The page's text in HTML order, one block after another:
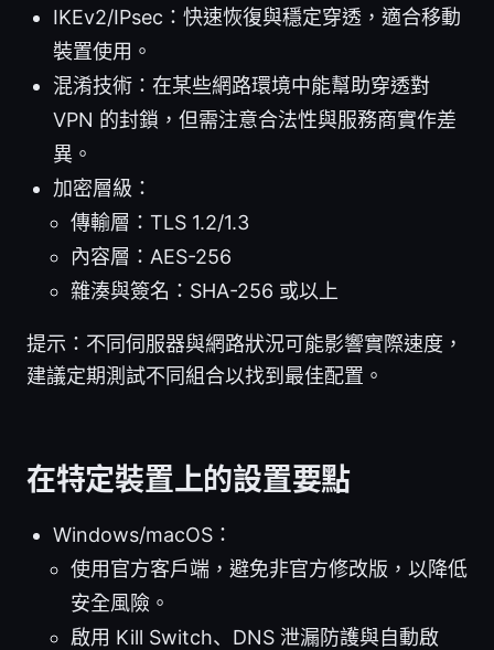
IKEv2/IPsec：快速恢復與穩定穿透，適合移動
裝置使用。
混淆技術：在某些網路環境中能幫助穿透對
VPN 的封鎖，但需注意合法性與服務商實作差
異。
加密層級：
傳輸層：TLS 1.2/1.3
內容層：AES-256
雜湊與簽名：SHA-256 或以上
提示：不同伺服器與網路狀況可能影響實際速度，
建議定期測試不同組合以找到最佳配置。
在特定裝置上的設置要點
Windows/macOS：
使用官方客戶端，避免非官方修改版，以降低
安全風險。
啟用 Kill Switch、DNS 泄漏防護與自動啟